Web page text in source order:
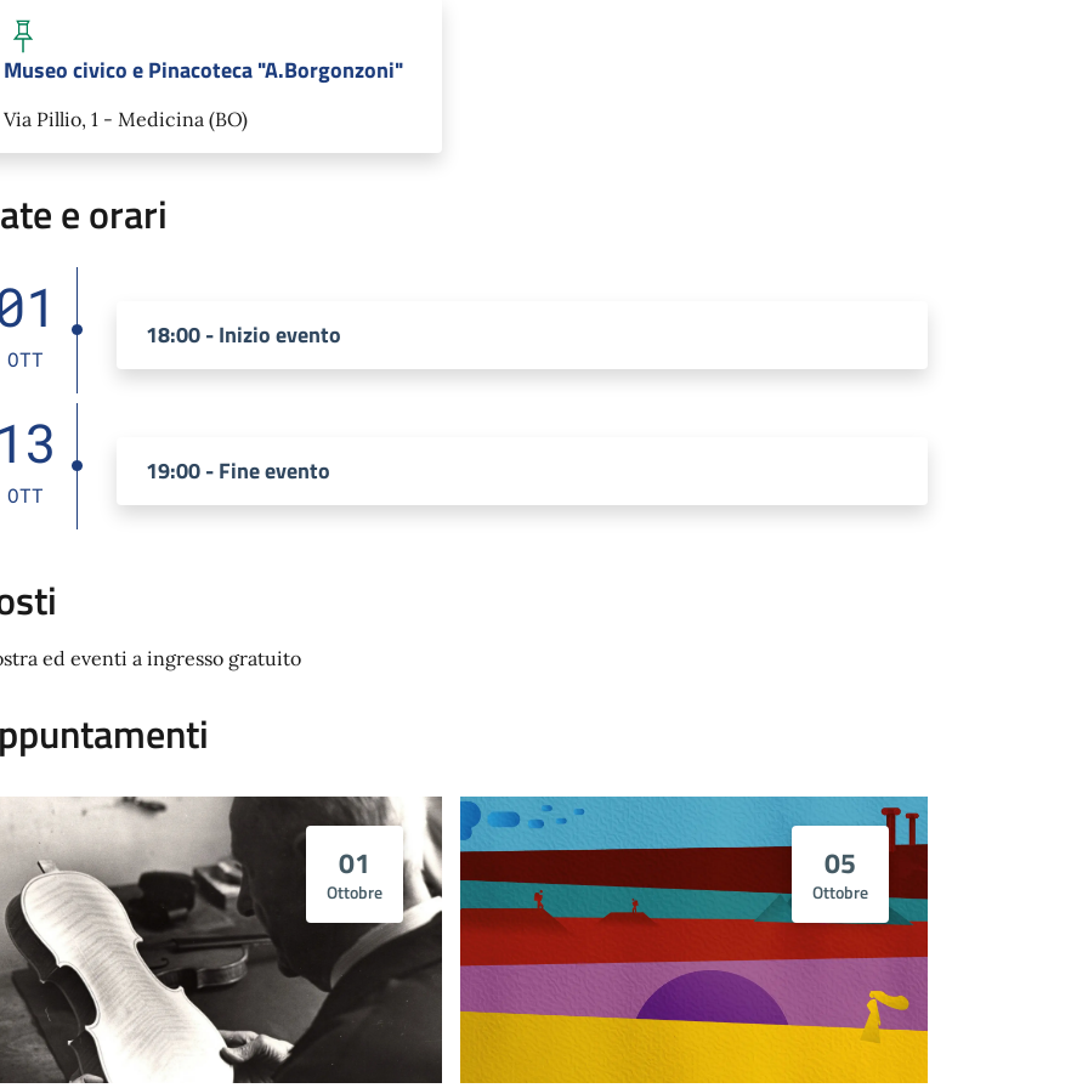
Museo civico e Pinacoteca "A.Borgonzoni"
Via Pillio, 1 - Medicina (BO)
e orari
OTT
18:00 - Inizio evento
OTT
19:00 - Fine evento
ed eventi a ingresso gratuito
01
Ottobre
05
Ottobre